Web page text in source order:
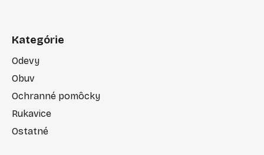
Kategórie
Odevy
Obuv
Ochranné pomôcky
Rukavice
Ostatné